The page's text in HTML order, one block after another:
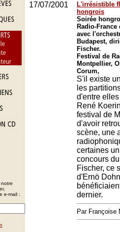
e-mail :
17/07/2001
L'irrésistible
hongrois
Soirée
Radio-
avec
Budapest,
Fischer.
Festival de
Montpellier,
Corum,
S'il existe
les
d'entre
René
festival de
d'avoir
scène, une
certaines
concours
Fischer, ce
d'Ernö
dernier.
Par Françoise